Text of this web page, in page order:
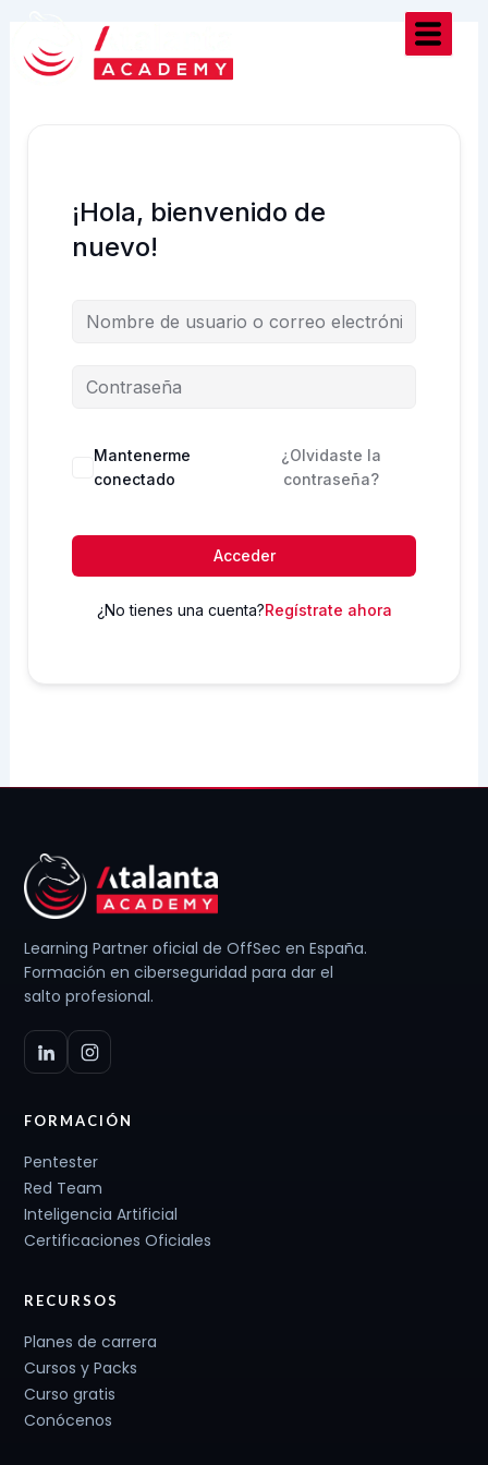
contenido
¡Hola, bienvenido de
nuevo!
Mantenerme
conectado
¿Olvidaste la
contraseña?
Acceder
¿No tienes una cuenta?Regístrate ahora
Learning Partner oficial de OffSec en España.
Formación en ciberseguridad para dar el
salto profesional.
FORMACIÓN
Pentester
Red Team
Inteligencia Artificial
Certificaciones Oficiales
RECURSOS
Planes de carrera
Cursos y Packs
Curso gratis
Conócenos